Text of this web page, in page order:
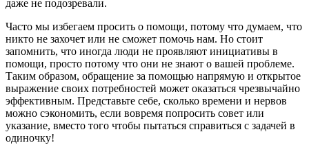
даже не подозревали.
Часто мы избегаем просить о помощи, потому что думаем, что
никто не захочет или не сможет помочь нам. Но стоит
запомнить, что иногда люди не проявляют инициативы в
помощи, просто потому что они не знают о вашей проблеме.
Таким образом, обращение за помощью напрямую и открытое
выражение своих потребностей может оказаться чрезвычайно
эффективным. Представьте себе, сколько времени и нервов
можно сэкономить, если вовремя попросить совет или
указание, вместо того чтобы пытаться справиться с задачей в
одиночку!